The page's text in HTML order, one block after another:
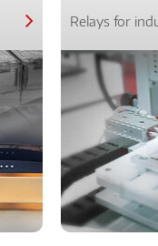
Relays for